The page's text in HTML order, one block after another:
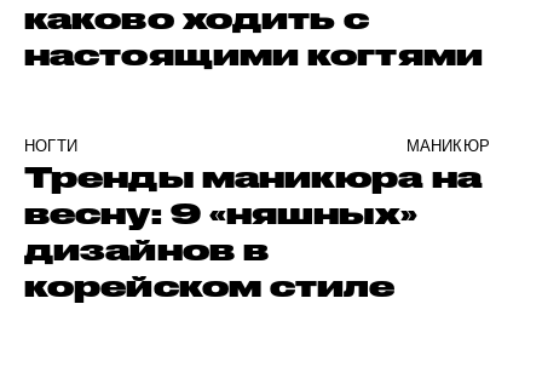
каково ходить с
настоящими когтями
НОГТИ МАНИКЮР
Тренды маникюра на
весну: 9 «няшных»
дизайнов в
корейском стиле